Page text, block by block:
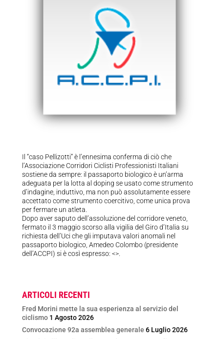
Il “caso Pellizotti” è l’ennesima conferma di ciò che
l’Associazione Corridori Ciclisti Professionisti Italiani
sostiene da sempre: il passaporto biologico è un’arma
adeguata per la lotta al doping se usato come strumento
d’indagine, induttivo, ma non può assolutamente essere
accettato come strumento coercitivo, come unica prova
per fermare un atleta.
Dopo aver saputo dell’assoluzione del corridore veneto,
fermato il 3 maggio scorso alla vigilia del Giro d’Italia su
richiesta dell’Uci che gli imputava valori anomali nel
passaporto biologico, Amedeo Colombo (presidente
dell’ACCPI) si è così espresso: <>.
ARTICOLI RECENTI
Fred Morini mette la sua esperienza al servizio del
ciclismo 1 Agosto 2026
Convocazione 92a assemblea generale 6 Luglio 2026